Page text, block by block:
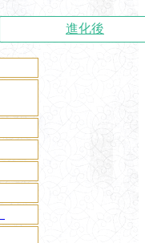
進化後